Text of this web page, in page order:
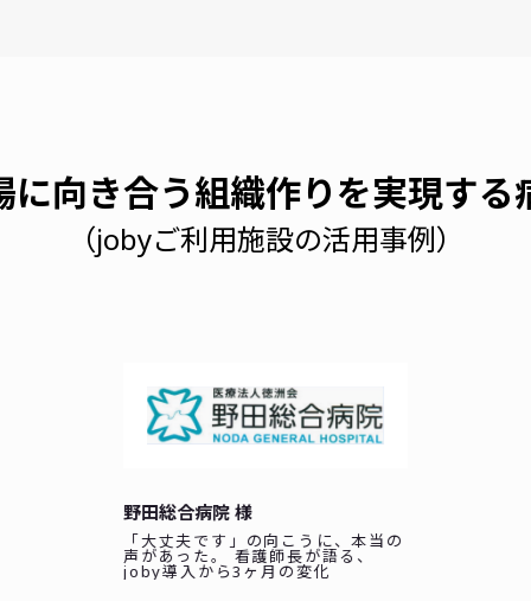
に向き合う組織作りを実現する
（jobyご利用施設の活用事例）
野田総合病院 様
「大丈夫です」の向こうに、本当の
声があった。 看護師長が語る、
joby導入から3ヶ月の変化